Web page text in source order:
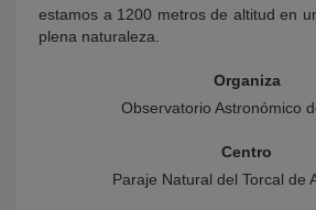
estamos a 1200 metros de altitud en
plena naturaleza.
Organiza
Observatorio Astronómico
Centro
Paraje Natural del Torcal de